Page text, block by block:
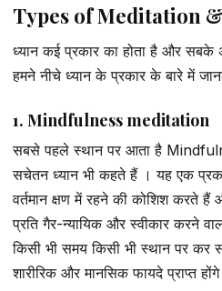
Types of Meditation
ध्यान कई प्रकार का होता है और सबके
हमने नीचे ध्यान के प्रकार के बारे में
1. Mindfulness meditation
सबसे पहले स्थान पर आता है
सचेतन ध्यान भी कहते हैं । यह एक
वर्तमान क्षण में रहने की कोशिश करते हैं
प्रति गैर-न्यायिक और स्वीकार करने
किसी भी समय किसी भी स्थान पर
शारीरिक और मानसिक फायदे प्राप्त